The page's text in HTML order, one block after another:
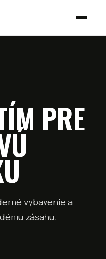
PRE
vybavenie a
zásahu.